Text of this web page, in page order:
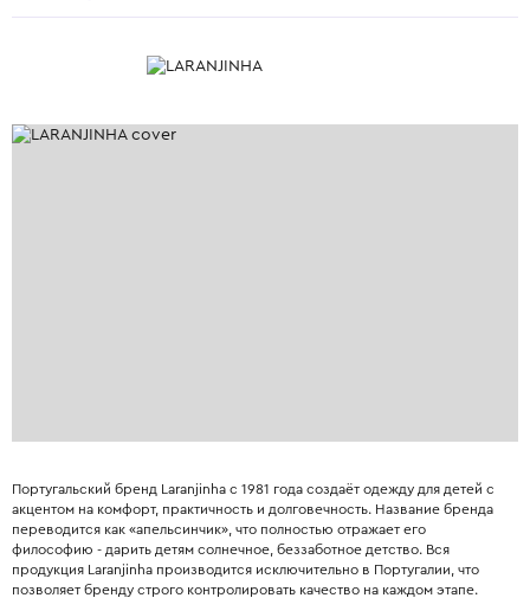
Португальский бренд Laranjinha с 1981 года создаёт одежду для детей с
акцентом на комфорт, практичность и долговечность. Название бренда
переводится как «апельсинчик», что полностью отражает его
философию - дарить детям солнечное, беззаботное детство. Вся
продукция Laranjinha производится исключительно в Португалии, что
позволяет бренду строго контролировать качество на каждом этапе.